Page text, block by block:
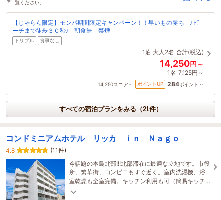
覧ください。
【じゃらん限定】モンパ期間限定キャンペーン！！早いもの勝ち ♪ビ
ーチまで徒歩３０秒♪ 朝食無 禁煙
トリプル 食事なし
1泊 大人2名 合計(税込)
14,250円～
1名 7,125円～
14,250スコア～ ポイントUP 284ポイント～
すべての宿泊プランをみる（21件）
コンドミニアムホテル リッカ ｉｎ Ｎａｇｏ
4.8
(11件)
今話題の本島北部!!!北部滞在に最適な立地です。市役
所、繁華街、コンビニもすぐ近く。室内洗濯機、浴
室乾燥も全室完備。キッチン利用も可（簡易キッチ
ンセットもご用意）。長期滞在可能です。